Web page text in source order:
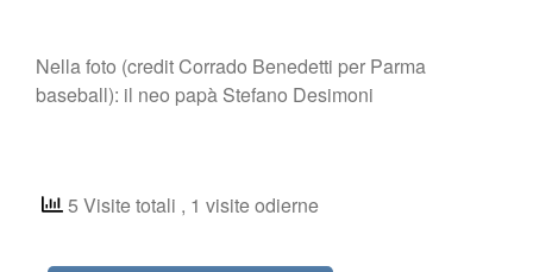
Nella foto (credit Corrado Benedetti per Parma
baseball): il neo papà Stefano Desimoni
5 Visite totali , 1 visite odierne